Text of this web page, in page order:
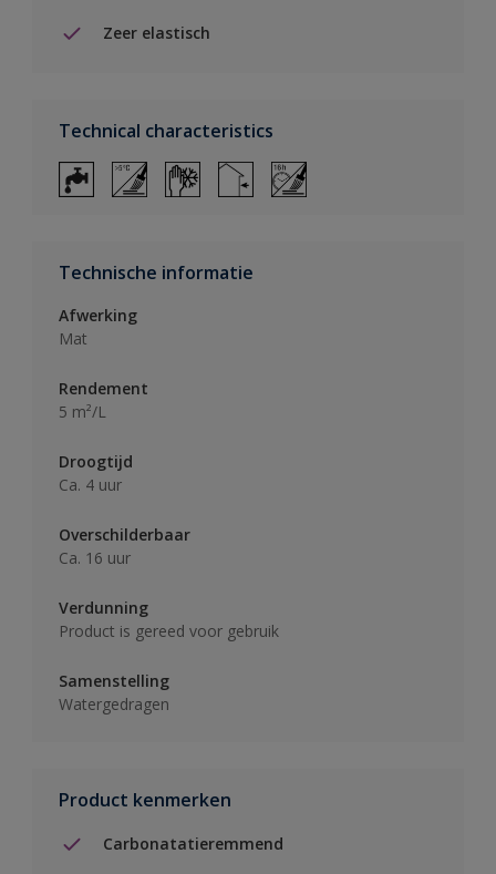
Zeer elastisch
Technical characteristics
Technische informatie
Afwerking
Mat
Rendement
5 m²/L
Droogtijd
Ca. 4 uur
Overschilderbaar
Ca. 16 uur
Verdunning
Product is gereed voor gebruik
Samenstelling
Watergedragen
Product kenmerken
Carbonatatieremmend